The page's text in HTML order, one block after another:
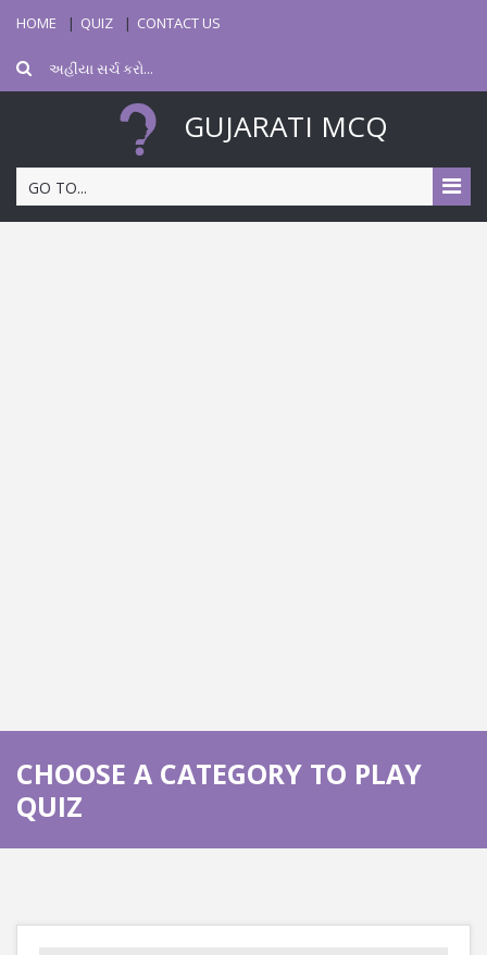
HOME QUIZ CONTACT US
GUJARATI MCQ
GO TO...
CHOOSE A CATEGORY TO PLAY
QUIZ